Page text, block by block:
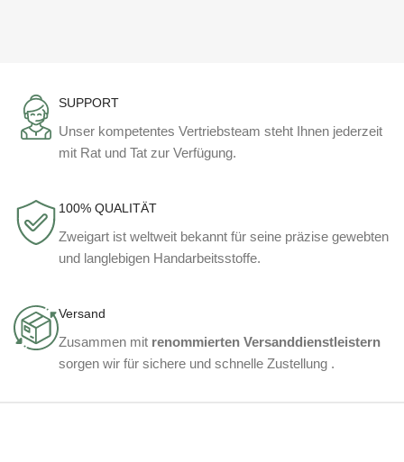
SUPPORT
Unser kompetentes Vertriebsteam steht Ihnen jederzeit
mit Rat und Tat zur Verfügung.
100% QUALITÄT
Zweigart ist weltweit bekannt für seine präzise gewebten
und langlebigen Handarbeitsstoffe.
Versand
Zusammen mit renommierten Versanddienstleistern
sorgen wir für sichere und schnelle Zustellung .